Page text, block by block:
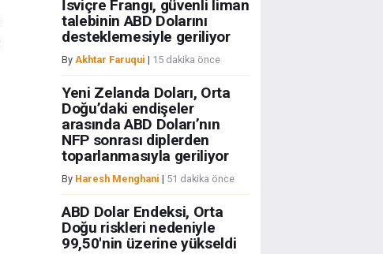
İsviçre Frangı, güvenli liman
talebinin ABD Dolarını
desteklemesiyle geriliyor
By Akhtar Faruqui | 15 dakika önce
Yeni Zelanda Doları, Orta
Doğu’daki endişeler
arasında ABD Doları’nın
NFP sonrası diplerden
toparlanmasıyla geriliyor
By Haresh Menghani | 51 dakika önce
ABD Dolar Endeksi, Orta
Doğu riskleri nedeniyle
99,50'nin üzerine yükseldi